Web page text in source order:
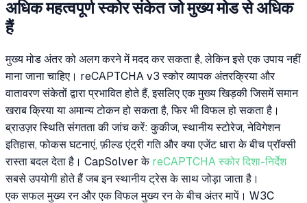
अधिक महत्वपूर्ण स्कोर संकेत जो मुख्य मोड से अधिक
हैं
मुख्य मोड अंतर को अलग करने में मदद कर सकता है, लेकिन इसे एक उपाय नहीं
माना जाना चाहिए। reCAPTCHA v3 स्कोर व्यापक अंतरक्रिया और
वातावरण संकेतों द्वारा प्रभावित होते हैं, इसलिए एक मुख्य खिड़की जिसमें समान
खराब क्रिया या अमान्य टोकन हो सकता है, फिर भी विफल हो सकता है।
ब्राउज़र स्थिति संगतता की जांच करें: कुकीज, स्थानीय स्टोरेज, नेविगेशन
इतिहास, फोकस घटनाएं, फ़ील्ड एंट्री गति और क्या एजेंट धारा के बीच प्रॉक्सी
रास्ता बदल देता है। CapSolver के reCAPTCHA स्कोर दिशा-निर्देश
सबसे उपयोगी होते हैं जब इन स्थानीय ट्रेस के साथ जोड़ा जाता है।
एक सफल मुख्य रन और एक विफल मुख्य रन के बीच अंतर मापें। W3C